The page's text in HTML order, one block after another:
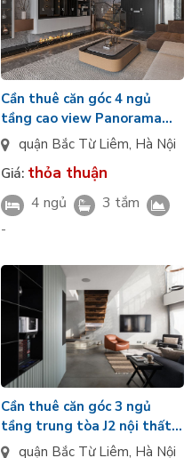
Cần thuê căn góc 4 ngủ
tầng cao view Panorama
đầy đủ nội thất ở ngay tòa
CT1 Jade Square Cổ Nhuế
quận Bắc Từ Liêm, Hà Nội
Giá: thỏa thuận
4 ngủ
3 tắm
-
Cần thuê căn góc 3 ngủ
tầng trung tòa J2 nội thất
cơ bản view công viên Jade
quận Bắc Từ Liêm, Hà Nội